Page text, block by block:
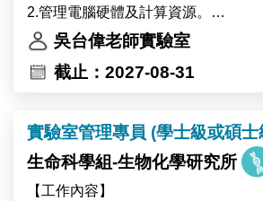
括分子選殖、蛋白質表現分析及突變
本研究計畫將與比利時 Ive De Smet
Mehta 博士的研究團隊合作進行。
The laboratory of Dr. Ting-Ying Wu at
invites applications for a full-time
position.
The laboratory is located on the main
2.管理電腦硬體及計算資源。
Management computer hardware
software.
and papers.
吳台偉老師實驗室
截止：2027-08-31
實驗室管理專員 (學士級或碩士
生命科學組-生物化學研究所
【工作內容】